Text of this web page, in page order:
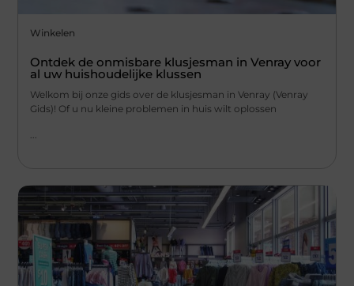
Winkelen
Ontdek de onmisbare klusjesman in Venray voor
al uw huishoudelijke klussen
Welkom bij onze gids over de klusjesman in Venray (Venray
Gids)! Of u nu kleine problemen in huis wilt oplossen